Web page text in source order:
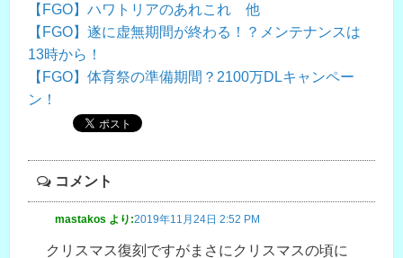
【FGO】ハワトリアのあれこれ 他
【FGO】遂に虚無期間が終わる！？メンテナンスは
13時から！
【FGO】体育祭の準備期間？2100万DLキャンペー
ン！
コメント
mastakos より:2019年11月24日 2:52 PM
クリスマス復刻ですがまさにクリスマスの頃に